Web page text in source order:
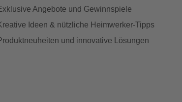
Angebote und Gewinnspiele
Ideen & nützliche Heimwerker-Tipps
und innovative Lösungen